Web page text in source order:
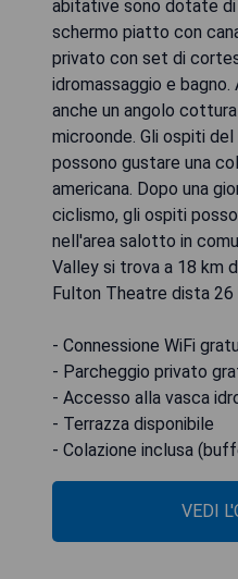
abitative sono dotate
schermo piatto con
privato con set di
idromassaggio e
anche un angolo
microonde. Gli ospiti
possono gustare una
americana. Dopo una
ciclismo, gli ospiti
nell'area salotto in
Valley si trova a 18 km
Fulton Theatre dista 26
- Connessione WiFi
- Parcheggio privato
- Accesso alla vasca
- Terrazza disponibile
- Colazione inclusa
VEDI